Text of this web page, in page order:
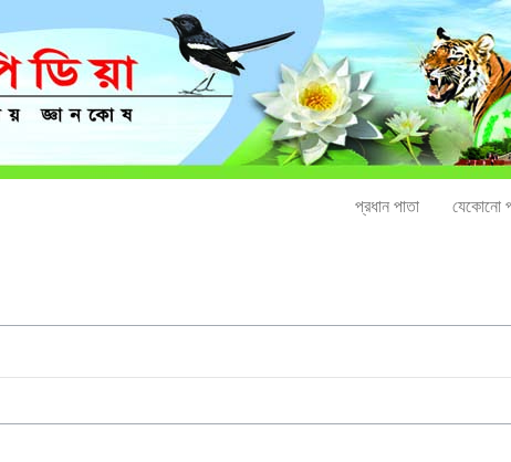
প্রধান পাতা যেকোনো